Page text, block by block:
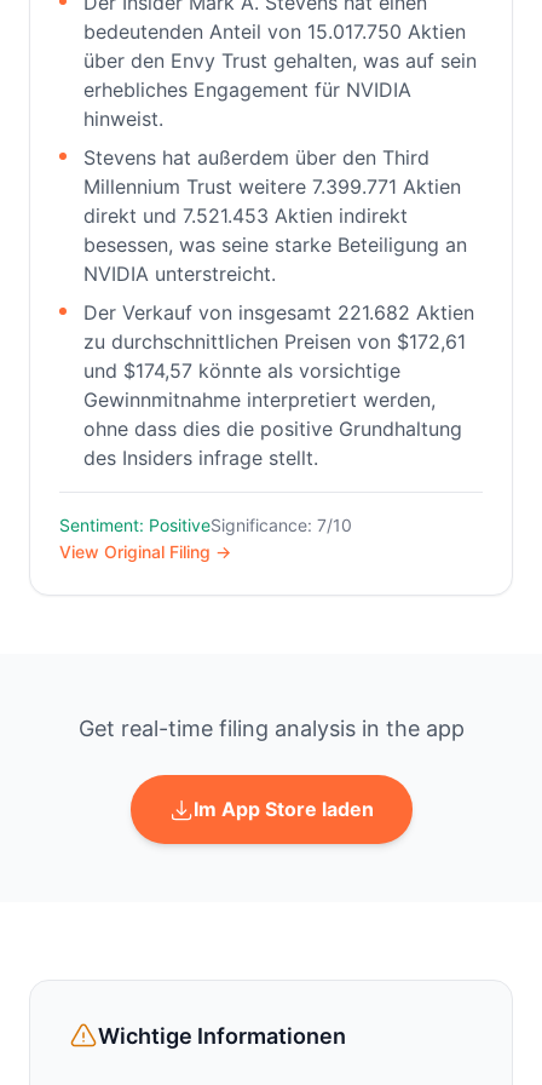
bedeutenden Anteil von 15.017.750 Aktien
über den Envy Trust gehalten, was auf sein
erhebliches Engagement für NVIDIA
hinweist.
Stevens hat außerdem über den Third
Millennium Trust weitere 7.399.771 Aktien
direkt und 7.521.453 Aktien indirekt
besessen, was seine starke Beteiligung an
NVIDIA unterstreicht.
Der Verkauf von insgesamt 221.682 Aktien
zu durchschnittlichen Preisen von $172,61
und $174,57 könnte als vorsichtige
Gewinnmitnahme interpretiert werden,
ohne dass dies die positive Grundhaltung
des Insiders infrage stellt.
Sentiment: PositiveSignificance: 7/10
View Original Filing →
Get real-time filing analysis in the app
Im App Store laden
Wichtige Informationen